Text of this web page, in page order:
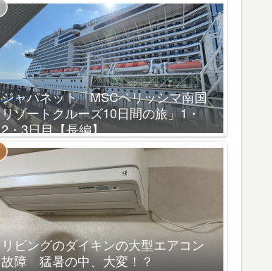
ジャパネット「MSCベリッシマ南国
リゾートクルーズ10日間の旅」1・
2・3日目【長編】
リビングのダイキンの大型エアコン
故障 猛暑の中、大変！？